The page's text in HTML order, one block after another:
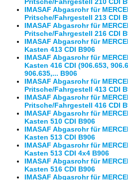
IMASAF Abgasrohr für
Pritsche/Fahrgestell 213 CDI
IMASAF Abgasrohr für
Pritsche/Fahrgestell 216 CDI
IMASAF Abgasrohr für
Kasten 413 CDI B906
IMASAF Abgasrohr für
Kasten 416 CDI (906.653,
906.635,... B906
IMASAF Abgasrohr für
Pritsche/Fahrgestell 413 CDI
IMASAF Abgasrohr für
Pritsche/Fahrgestell 416 CDI
IMASAF Abgasrohr für
Kasten 510 CDI B906
IMASAF Abgasrohr für
Kasten 513 CDI B906
IMASAF Abgasrohr für
Kasten 513 CDI 4x4 B906
IMASAF Abgasrohr für
Kasten 516 CDI B906
IMASAF Abgasrohr für